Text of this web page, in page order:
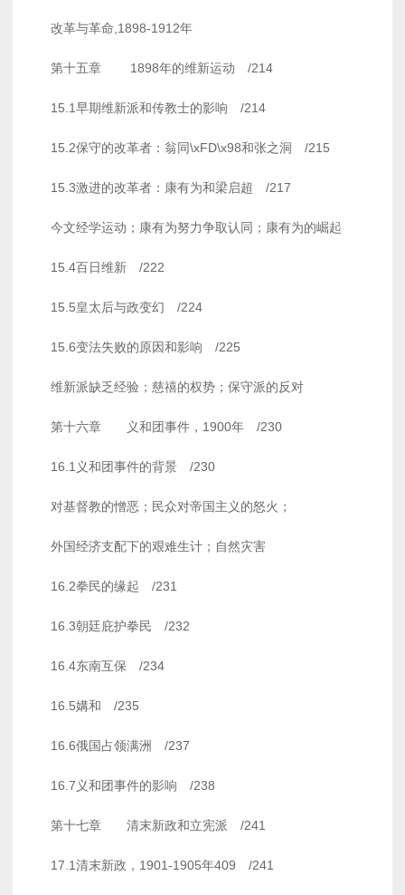
改革与革命,1898-1912年
第十五章 1898年的维新运动 /214
15.1早期维新派和传教士的影响 /214
15.2保守的改革者：翁同\xFD\x98和张之洞 /215
15.3激进的改革者：康有为和梁启超 /217
今文经学运动；康有为努力争取认同；康有为的崛起
15.4百日维新 /222
15.5皇太后与政变幻 /224
15.6变法失败的原因和影响 /225
维新派缺乏经验；慈禧的权势；保守派的反对
第十六章 义和团事件，1900年 /230
16.1义和团事件的背景 /230
对基督教的憎恶；民众对帝国主义的怒火；
外国经济支配下的艰难生计；自然灾害
16.2拳民的缘起 /231
16.3朝廷庇护拳民 /232
16.4东南互保 /234
16.5媾和 /235
16.6俄国占领满洲 /237
16.7义和团事件的影响 /238
第十七章 清末新政和立宪派 /241
17.1清末新政，1901-1905年409 /241